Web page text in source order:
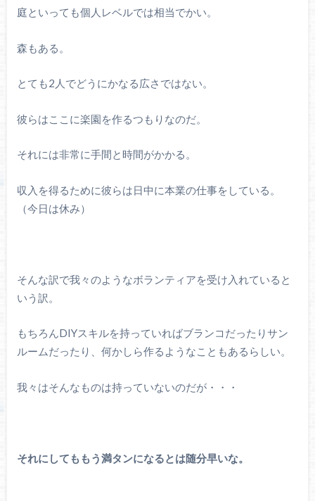
庭といっても個人レベルでは相当でかい。
森もある。
とても2人でどうにかなる広さではない。
彼らはここに楽園を作るつもりなのだ。
それには非常に手間と時間がかかる。
収入を得るために彼らは日中に本業の仕事をしている。
（今日は休み）
そんな訳で我々のようなボランティアを受け入れていると
いう訳。
もちろんDIYスキルを持っていればブランコだったりサン
ルームだったり、何かしら作るようなこともあるらしい。
我々はそんなものは持っていないのだが・・・
それにしてももう満タンになるとは随分早いな。